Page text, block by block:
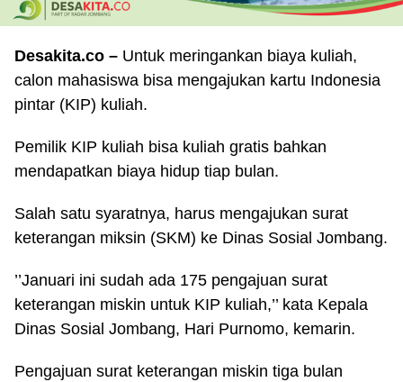
Desakita.co – Untuk meringankan biaya kuliah,
calon mahasiswa bisa mengajukan kartu Indonesia
pintar (KIP) kuliah.
Pemilik KIP kuliah bisa kuliah gratis bahkan
mendapatkan biaya hidup tiap bulan.
Salah satu syaratnya, harus mengajukan surat
keterangan miksin (SKM) ke Dinas Sosial Jombang.
’’Januari ini sudah ada 175 pengajuan surat
keterangan miskin untuk KIP kuliah,’’ kata Kepala
Dinas Sosial Jombang, Hari Purnomo, kemarin.
Pengajuan surat keterangan miskin tiga bulan